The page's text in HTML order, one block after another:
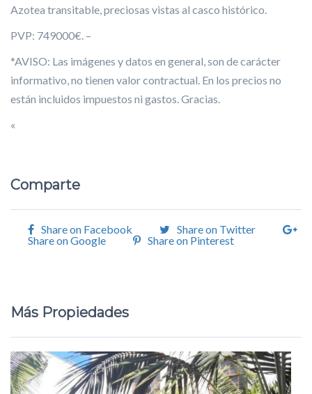
Azotea transitable, preciosas vistas al casco histórico.
PVP: 749000€. –
*AVISO: Las imágenes y datos en general, son de carácter
informativo, no tienen valor contractual. En los precios no
están incluidos impuestos ni gastos. Gracias.
«
Comparte
Share on Facebook
Share on Twitter
Share on Google
Share on Pinterest
Más Propiedades